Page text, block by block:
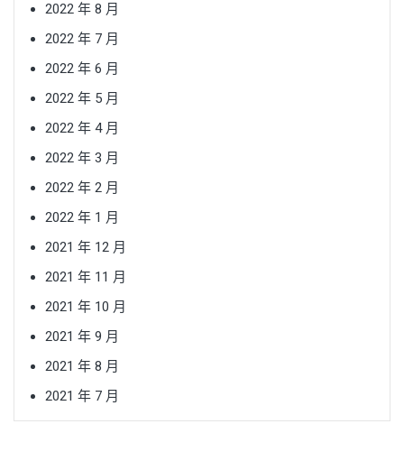
2022 年 8 月
2022 年 7 月
2022 年 6 月
2022 年 5 月
2022 年 4 月
2022 年 3 月
2022 年 2 月
2022 年 1 月
2021 年 12 月
2021 年 11 月
2021 年 10 月
2021 年 9 月
2021 年 8 月
2021 年 7 月